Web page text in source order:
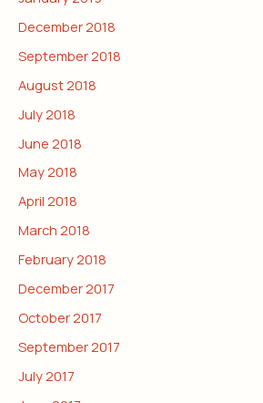
December 2018
September 2018
August 2018
July 2018
June 2018
May 2018
April 2018
March 2018
February 2018
December 2017
October 2017
September 2017
July 2017